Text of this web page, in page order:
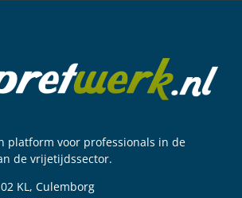
platform voor professionals in de
de vrijetijdssector.
KL, Culemborg